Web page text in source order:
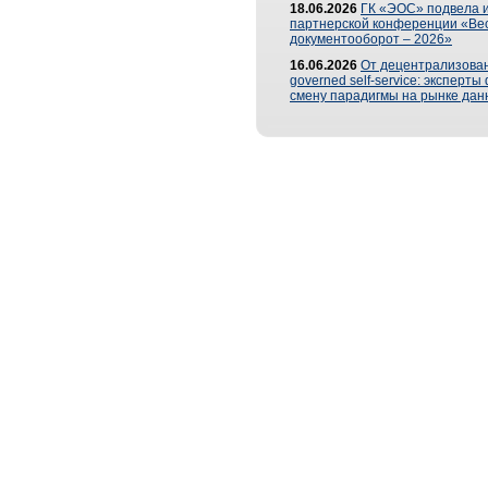
18.06.2026 ГК «ЭОС» подвела
партнерской конференции
документооборот – 2026»
16.06.2026 От
governed self-service: эксперты
смену парадигмы на рынке